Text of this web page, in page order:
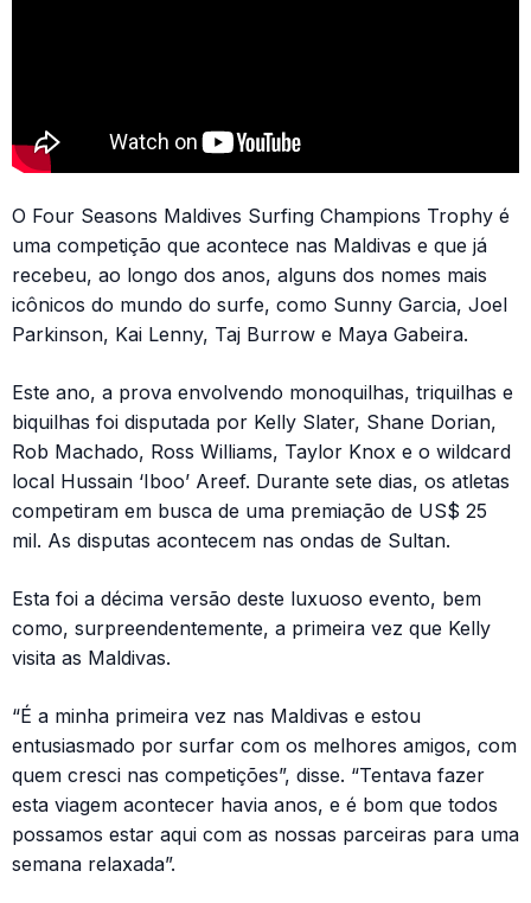
O Four Seasons Maldives Surfing Champions Trophy é
uma competição que acontece nas Maldivas e que já
recebeu, ao longo dos anos, alguns dos nomes mais
icônicos do mundo do surfe, como Sunny Garcia, Joel
Parkinson, Kai Lenny, Taj Burrow e Maya Gabeira.
Este ano, a prova envolvendo monoquilhas, triquilhas e
biquilhas foi disputada por Kelly Slater, Shane Dorian,
Rob Machado, Ross Williams, Taylor Knox e o wildcard
local Hussain ‘Iboo’ Areef. Durante sete dias, os atletas
competiram em busca de uma premiação de US$ 25
mil. As disputas acontecem nas ondas de Sultan.
Esta foi a décima versão deste luxuoso evento, bem
como, surpreendentemente, a primeira vez que Kelly
visita as Maldivas.
“É a minha primeira vez nas Maldivas e estou
entusiasmado por surfar com os melhores amigos, com
quem cresci nas competições”, disse. “Tentava fazer
esta viagem acontecer havia anos, e é bom que todos
possamos estar aqui com as nossas parceiras para uma
semana relaxada”.